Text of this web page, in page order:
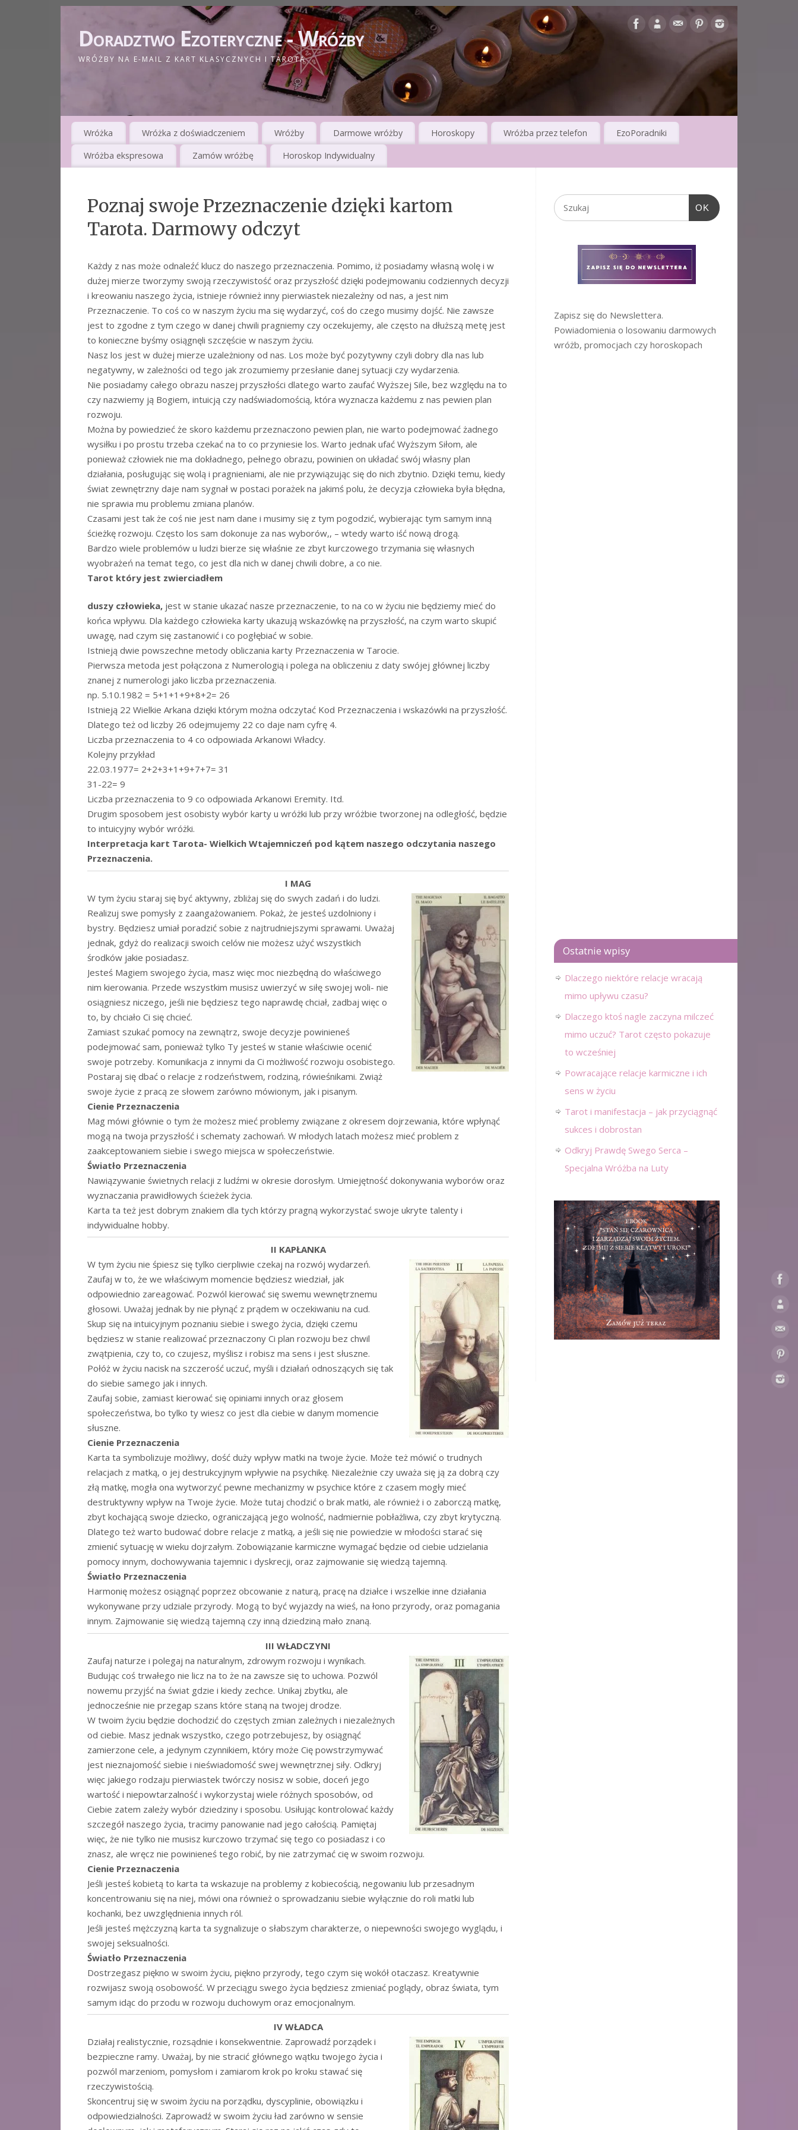
Doradztwo Ezoteryczne - Wróżby
WRÓŻBY NA E-MAIL Z KART KLASYCZNYCH I TAROTA
Wróżka Wróżka z doświadczeniem Wróżby Darmowe wróżby Horoskopy Wróżba przez telefon EzoPoradniki
Wróżba ekspresowa Zamów wróżbę Horoskop Indywidualny
Poznaj swoje Przeznaczenie dzięki kartom
Tarota. Darmowy odczyt
Każdy z nas może odnaleźć klucz do naszego przeznaczenia. Pomimo, iż posiadamy własną wolę i w
dużej mierze tworzymy swoją rzeczywistość oraz przyszłość dzięki podejmowaniu codziennych decyzji
i kreowaniu naszego życia, istnieje również inny pierwiastek niezależny od nas, a jest nim
Przeznaczenie. To coś co w naszym życiu ma się wydarzyć, coś do czego musimy dojść. Nie zawsze
jest to zgodne z tym czego w danej chwili pragniemy czy oczekujemy, ale często na dłuższą metę jest
to konieczne byśmy osiągnęli szczęście w naszym życiu.
Nasz los jest w dużej mierze uzależniony od nas. Los może być pozytywny czyli dobry dla nas lub
negatywny, w zależności od tego jak zrozumiemy przesłanie danej sytuacji czy wydarzenia.
Nie posiadamy całego obrazu naszej przyszłości dlatego warto zaufać Wyższej Sile, bez względu na to
czy nazwiemy ją Bogiem, intuicją czy nadświadomością, która wyznacza każdemu z nas pewien plan
rozwoju.
Można by powiedzieć że skoro każdemu przeznaczono pewien plan, nie warto podejmować żadnego
wysiłku i po prostu trzeba czekać na to co przyniesie los. Warto jednak ufać Wyższym Siłom, ale
ponieważ człowiek nie ma dokładnego, pełnego obrazu, powinien on układać swój własny plan
działania, posługując się wolą i pragnieniami, ale nie przywiązując się do nich zbytnio. Dzięki temu, kiedy
świat zewnętrzny daje nam sygnał w postaci porażek na jakimś polu, że decyzja człowieka była błędna,
nie sprawia mu problemu zmiana planów.
Czasami jest tak że coś nie jest nam dane i musimy się z tym pogodzić, wybierając tym samym inną
ścieżkę rozwoju. Często los sam dokonuje za nas wyborów,, – wtedy warto iść nową drogą.
Bardzo wiele problemów u ludzi bierze się właśnie ze zbyt kurczowego trzymania się własnych
wyobrażeń na temat tego, co jest dla nich w danej chwili dobre, a co nie.
Tarot który jest zwierciadłem
duszy człowieka, jest w stanie ukazać nasze przeznaczenie, to na co w życiu nie będziemy mieć do
końca wpływu. Dla każdego człowieka karty ukazują wskazówkę na przyszłość, na czym warto skupić
uwagę, nad czym się zastanowić i co pogłębiać w sobie.
Istnieją dwie powszechne metody obliczania karty Przeznaczenia w Tarocie.
Pierwsza metoda jest połączona z Numerologią i polega na obliczeniu z daty swójej głównej liczby
znanej z numerologi jako liczba przeznaczenia.
np. 5.10.1982 = 5+1+1+9+8+2= 26
Istnieją 22 Wielkie Arkana dzięki którym można odczytać Kod Przeznaczenia i wskazówki na przyszłość.
Dlatego też od liczby 26 odejmujemy 22 co daje nam cyfrę 4.
Liczba przeznaczenia to 4 co odpowiada Arkanowi Władcy.
Kolejny przykład
22.03.1977= 2+2+3+1+9+7+7= 31
31-22= 9
Liczba przeznaczenia to 9 co odpowiada Arkanowi Eremity. Itd.
Drugim sposobem jest osobisty wybór karty u wróżki lub przy wróżbie tworzonej na odległość, będzie
to intuicyjny wybór wróżki.
Interpretacja kart Tarota- Wielkich Wtajemniczeń pod kątem naszego odczytania naszego
Przeznaczenia.
I MAG
W tym życiu staraj się być aktywny, zbliżaj się do swych zadań i do ludzi.
Realizuj swe pomysły z zaangażowaniem. Pokaż, że jesteś uzdolniony i
bystry. Będziesz umiał poradzić sobie z najtrudniejszymi sprawami. Uważaj
jednak, gdyż do realizacji swoich celów nie możesz użyć wszystkich
środków jakie posiadasz.
Jesteś Magiem swojego życia, masz więc moc niezbędną do właściwego
nim kierowania. Przede wszystkim musisz uwierzyć w siłę swojej woli- nie
osiągniesz niczego, jeśli nie będziesz tego naprawdę chciał, zadbaj więc o
to, by chciało Ci się chcieć.
Zamiast szukać pomocy na zewnątrz, swoje decyzje powinieneś
podejmować sam, ponieważ tylko Ty jesteś w stanie właściwie ocenić
swoje potrzeby. Komunikacja z innymi da Ci możliwość rozwoju osobistego.
Postaraj się dbać o relacje z rodzeństwem, rodziną, rówieśnikami. Zwiąż
swoje życie z pracą ze słowem zarówno mówionym, jak i pisanym.
Cienie Przeznaczenia
Mag mówi głównie o tym że możesz mieć problemy związane z okresem dojrzewania, które wpłynąć
mogą na twoja przyszłość i schematy zachowań. W młodych latach możesz mieć problem z
zaakceptowaniem siebie i swego miejsca w społeczeństwie.
Światło Przeznaczenia
Nawiązywanie świetnych relacji z ludźmi w okresie dorosłym. Umiejętność dokonywania wyborów oraz
wyznaczania prawidłowych ścieżek życia.
Karta ta też jest dobrym znakiem dla tych którzy pragną wykorzystać swoje ukryte talenty i
indywidualne hobby.
II KAPŁANKA
W tym życiu nie śpiesz się tylko cierpliwie czekaj na rozwój wydarzeń.
Zaufaj w to, że we właściwym momencie będziesz wiedział, jak
odpowiednio zareagować. Pozwól kierować się swemu wewnętrznemu
głosowi. Uważaj jednak by nie płynąć z prądem w oczekiwaniu na cud.
Skup się na intuicyjnym poznaniu siebie i swego życia, dzięki czemu
będziesz w stanie realizować przeznaczony Ci plan rozwoju bez chwil
zwątpienia, czy to, co czujesz, myślisz i robisz ma sens i jest słuszne.
Połóż w życiu nacisk na szczerość uczuć, myśli i działań odnoszących się tak
do siebie samego jak i innych.
Zaufaj sobie, zamiast kierować się opiniami innych oraz głosem
społeczeństwa, bo tylko ty wiesz co jest dla ciebie w danym momencie
słuszne.
Cienie Przeznaczenia
Karta ta symbolizuje możliwy, dość duży wpływ matki na twoje życie. Może też mówić o trudnych
relacjach z matką, o jej destrukcyjnym wpływie na psychikę. Niezależnie czy uważa się ją za dobrą czy
złą matkę, mogła ona wytworzyć pewne mechanizmy w psychice które z czasem mogły mieć
destruktywny wpływ na Twoje życie. Może tutaj chodzić o brak matki, ale również i o zaborczą matkę,
zbyt kochającą swoje dziecko, ograniczającą jego wolność, nadmiernie pobłażliwa, czy zbyt krytyczną.
Dlatego też warto budować dobre relacje z matką, a jeśli się nie powiedzie w młodości starać się
zmienić sytuację w wieku dojrzałym. Zobowiązanie karmiczne wymagać będzie od ciebie udzielania
pomocy innym, dochowywania tajemnic i dyskrecji, oraz zajmowanie się wiedzą tajemną.
Światło Przeznaczenia
Harmonię możesz osiągnąć poprzez obcowanie z naturą, pracę na działce i wszelkie inne działania
wykonywane przy udziale przyrody. Mogą to być wyjazdy na wieś, na łono przyrody, oraz pomagania
innym. Zajmowanie się wiedzą tajemną czy inną dziedziną mało znaną.
III WŁADCZYNI
Zaufaj naturze i polegaj na naturalnym, zdrowym rozwoju i wynikach.
Budując coś trwałego nie licz na to że na zawsze się to uchowa. Pozwól
nowemu przyjść na świat gdzie i kiedy zechce. Unikaj zbytku, ale
jednocześnie nie przegap szans które staną na twojej drodze.
W twoim życiu będzie dochodzić do częstych zmian zależnych i niezależnych
od ciebie. Masz jednak wszystko, czego potrzebujesz, by osiągnąć
zamierzone cele, a jedynym czynnikiem, który może Cię powstrzymywać
jest nieznajomość siebie i nieświadomość swej wewnętrznej siły. Odkryj
więc jakiego rodzaju pierwiastek twórczy nosisz w sobie, doceń jego
wartość i niepowtarzalność i wykorzystaj wiele różnych sposobów, od
Ciebie zatem zależy wybór dziedziny i sposobu. Usiłując kontrolować każdy
szczegół naszego życia, tracimy panowanie nad jego całością. Pamiętaj
więc, że nie tylko nie musisz kurczowo trzymać się tego co posiadasz i co
znasz, ale wręcz nie powinieneś tego robić, by nie zatrzymać cię w swoim rozwoju.
Cienie Przeznaczenia
Jeśli jesteś kobietą to karta ta wskazuje na problemy z kobiecością, negowaniu lub przesadnym
koncentrowaniu się na niej, mówi ona również o sprowadzaniu siebie wyłącznie do roli matki lub
kochanki, bez uwzględnienia innych ról.
Jeśli jesteś mężczyzną karta ta sygnalizuje o słabszym charakterze, o niepewności swojego wyglądu, i
swojej seksualności.
Światło Przeznaczenia
Dostrzegasz piękno w swoim życiu, piękno przyrody, tego czym się wokół otaczasz. Kreatywnie
rozwijasz swoją osobowość. W przeciągu swego życia będziesz zmieniać poglądy, obraz świata, tym
samym idąc do przodu w rozwoju duchowym oraz emocjonalnym.
IV WŁADCA
Działaj realistycznie, rozsądnie i konsekwentnie. Zaprowadź porządek i
bezpieczne ramy. Uważaj, by nie stracić głównego wątku twojego życia i
pozwól marzeniom, pomysłom i zamiarom krok po kroku stawać się
rzeczywistością.
Skoncentruj się w swoim życiu na porządku, dyscyplinie, obowiązku i
odpowiedzialności. Zaprowadź w swoim życiu ład zarówno w sensie
OK
Zapisz się do Newslettera.
Powiadomienia o losowaniu darmowych
wróżb, promocjach czy horoskopach
Ostatnie wpisy
Dlaczego niektóre relacje wracają
mimo upływu czasu?
Dlaczego ktoś nagle zaczyna milczeć
mimo uczuć? Tarot często pokazuje
to wcześniej
Powracające relacje karmiczne i ich
sens w życiu
Tarot i manifestacja – jak przyciągnąć
sukces i dobrostan
Odkryj Prawdę Swego Serca –
Specjalna Wróżba na Luty